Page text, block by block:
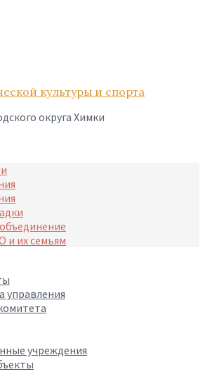
культуры и спорта
округа Химки
и их семьям
управления
учреждения